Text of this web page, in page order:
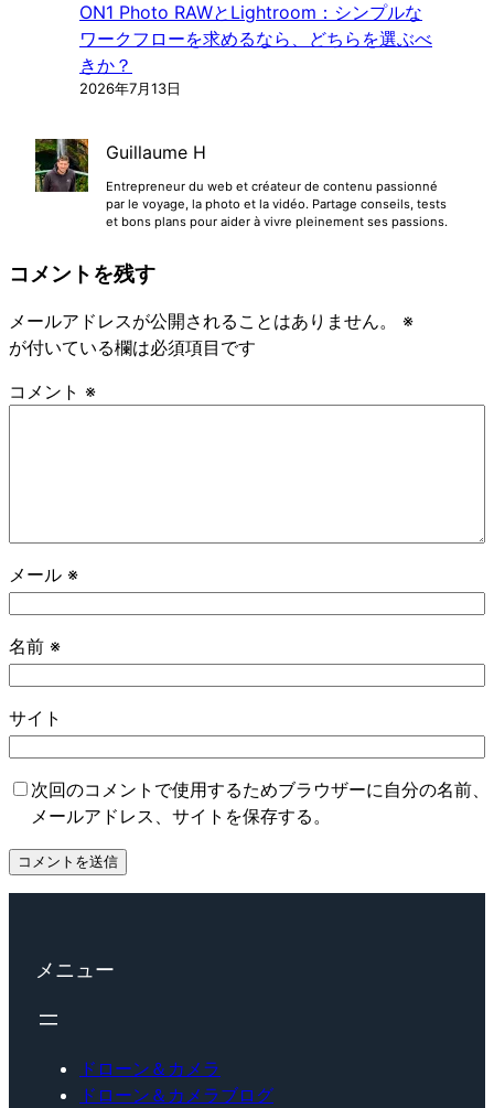
ON1 Photo RAWとLightroom：シンプルな
ワークフローを求めるなら、どちらを選ぶべ
きか？
2026年7月13日
Guillaume H
Entrepreneur du web et créateur de contenu passionné
par le voyage, la photo et la vidéo. Partage conseils, tests
et bons plans pour aider à vivre pleinement ses passions.
コメントを残す
メールアドレスが公開されることはありません。
※
が付いている欄は必須項目です
コメント ※
メール ※
名前 ※
サイト
次回のコメントで使用するためブラウザーに自分の名前、
メールアドレス、サイトを保存する。
メニュー
ドローン＆カメラ
ドローン＆カメラブログ